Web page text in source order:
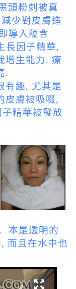
頭粉刺被真
少對皮膚造
導入蘊含
長因子精華,
增生能力. 療
.
有趣, 尤其是
皮膚被吸啜,
精華被發放
本是透明的
而且在水中也